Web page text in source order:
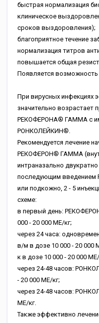
быстрая нормализация
клиническое
сроков выздоровления);
благоприятное течение
нормализация титров
повышается общая
Появляется
При вирусных инфекциях
значительно возрастает
РЕКОФЕРОНА® ГАММА с
РОНКОЛЕЙКИН®.
Рекомендуется лечение
РЕКОФЕРОН® ГАММА
интраназально
последующим
или подкожно, 2 - 5
схеме:
в первый день:
000 - 20 000 МЕ/кг;
через 24 часа:
в/м в дозе 10 000 - 20
к в дозе 10 000 - 20 000 МЕ/
через 24-48 часов:
- 20 000 МЕ/кг;
через 24-48 часов:
МЕ/кг.
Также эффективно